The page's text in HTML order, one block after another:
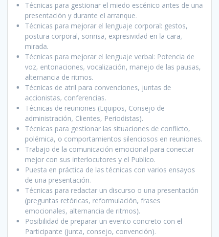
Técnicas para gestionar el miedo escénico antes de una
presentación y durante el arranque.
Técnicas para mejorar el lenguaje corporal: gestos,
postura corporal, sonrisa, expresividad en la cara,
mirada.
Técnicas para mejorar el lenguaje verbal: Potencia de
voz, entonaciones, vocalización, manejo de las pausas,
alternancia de ritmos.
Técnicas de atril para convenciones, juntas de
accionistas, conferencias.
Técnicas de reuniones (Equipos, Consejo de
administración, Clientes, Periodistas).
Técnicas para gestionar las situaciones de conflicto,
polémica, o comportamientos silenciosos en reuniones.
Trabajo de la comunicación emocional para conectar
mejor con sus interlocutores y el Publico.
Puesta en práctica de las técnicas con varios ensayos
de una presentación.
Técnicas para redactar un discurso o una presentación
(preguntas retóricas, reformulación, frases
emocionales, alternancia de ritmos).
Posibilidad de preparar un evento concreto con el
Participante (junta, consejo, convención).